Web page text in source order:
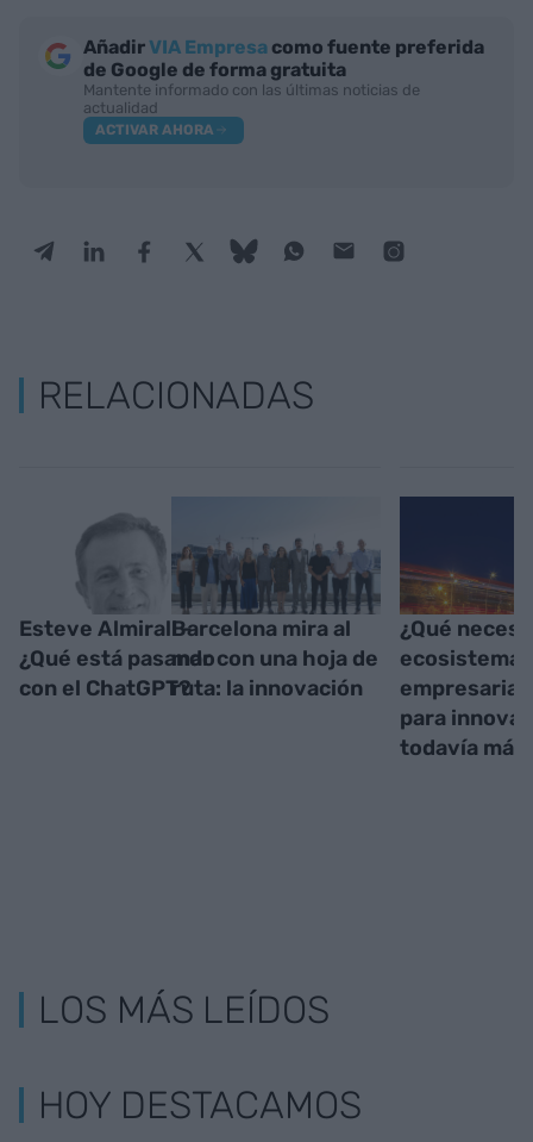
AñadirVIA Empresa como fuente preferida
de Google de forma gratuita
Mantente informado con las últimas noticias de
actualidad
ACTIVAR AHORA
RELACIONADAS
Esteve Almirall -
¿Qué está pasando
con el ChatGPT?
Barcelona mira al
mar con una hoja de
ruta: la innovación
¿Qué
ecosistema
empresarial
para innovar
todavía
LOS MÁS LEÍDOS
HOY DESTACAMOS